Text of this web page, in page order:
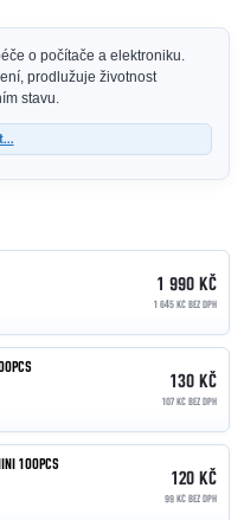
o počítače a elektroniku.
prodlužuje životnost
stavu.
1 990 KČ
1 645 KČ BEZ DPH
130 KČ
107 KČ BEZ DPH
100PCS
120 KČ
99 KČ BEZ DPH